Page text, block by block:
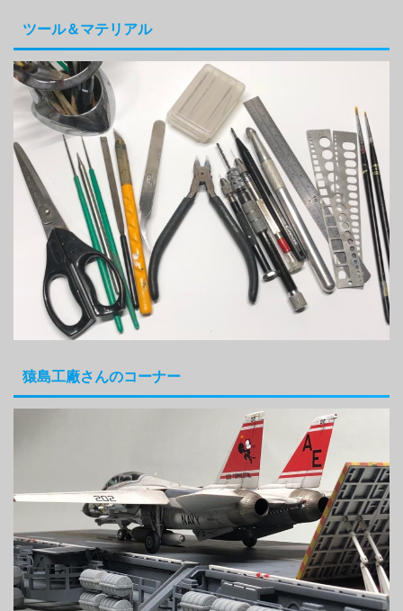
ツール＆マテリアル
猿島工廠さんのコーナー